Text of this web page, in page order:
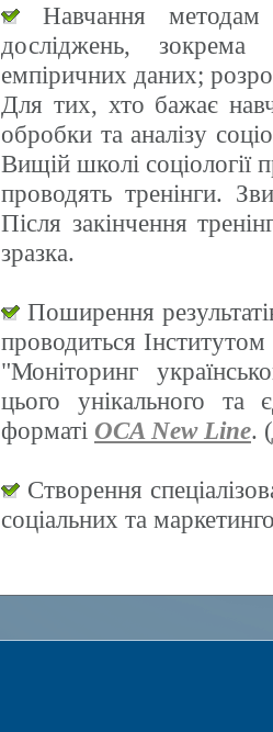
Навчання методам
досліджень, зокрема
емпіричних даних;
Для тих, хто бажає
обробки та аналізу
Вищій школі соціології
проводять тренінги.
Після закінчення
зразка.
Поширення
проводиться Інститутом
"Моніторинг
цього унікального та
форматі OCA New Line. (
Створення
соціальних та